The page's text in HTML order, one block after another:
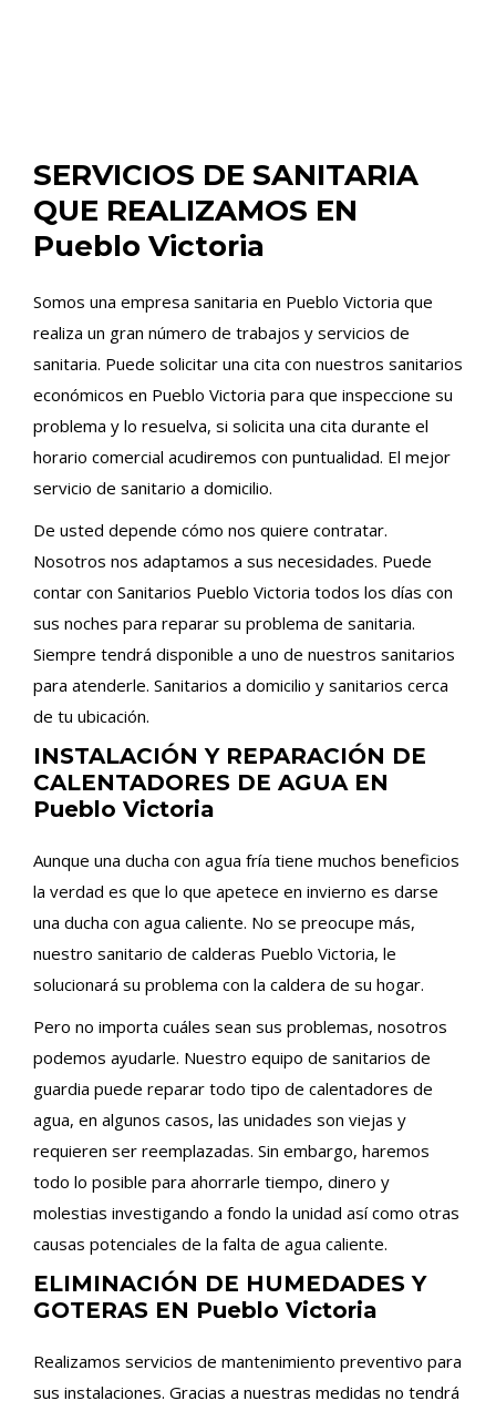
SERVICIOS DE SANITARIA
QUE REALIZAMOS EN
Pueblo Victoria
Somos una empresa sanitaria en Pueblo Victoria que
realiza un gran número de trabajos y servicios de
sanitaria. Puede solicitar una cita con nuestros sanitarios
económicos en Pueblo Victoria para que inspeccione su
problema y lo resuelva, si solicita una cita durante el
horario comercial acudiremos con puntualidad. El mejor
servicio de sanitario a domicilio.
De usted depende cómo nos quiere contratar.
Nosotros nos adaptamos a sus necesidades. Puede
contar con Sanitarios Pueblo Victoria todos los días con
sus noches para reparar su problema de sanitaria.
Siempre tendrá disponible a uno de nuestros sanitarios
para atenderle. Sanitarios a domicilio y sanitarios cerca
de tu ubicación.
INSTALACIÓN Y REPARACIÓN DE
CALENTADORES DE AGUA EN
Pueblo Victoria
Aunque una ducha con agua fría tiene muchos beneficios
la verdad es que lo que apetece en invierno es darse
una ducha con agua caliente. No se preocupe más,
nuestro sanitario de calderas Pueblo Victoria, le
solucionará su problema con la caldera de su hogar.
Pero no importa cuáles sean sus problemas, nosotros
podemos ayudarle. Nuestro equipo de sanitarios de
guardia puede reparar todo tipo de calentadores de
agua, en algunos casos, las unidades son viejas y
requieren ser reemplazadas. Sin embargo, haremos
todo lo posible para ahorrarle tiempo, dinero y
molestias investigando a fondo la unidad así como otras
causas potenciales de la falta de agua caliente.
ELIMINACIÓN DE HUMEDADES Y
GOTERAS EN Pueblo Victoria
Realizamos servicios de mantenimiento preventivo para
sus instalaciones. Gracias a nuestras medidas no tendrá